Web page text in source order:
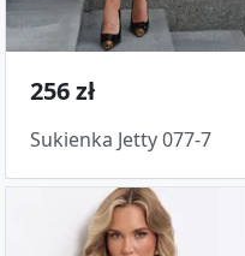
256 zł
Sukienka Jetty 077-7